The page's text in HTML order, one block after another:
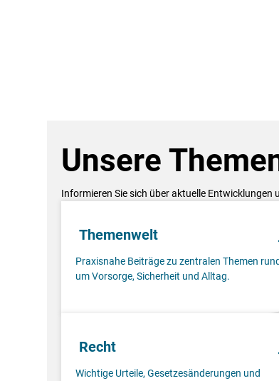
Unsere
Informieren Sie sich über aktuelle
Themenwelt
Praxisnahe Beiträge zu zentralen Themen rund
um Vorsorge, Sicherheit und Alltag.
Recht
Wichtige Urteile, Gesetzesänderungen und